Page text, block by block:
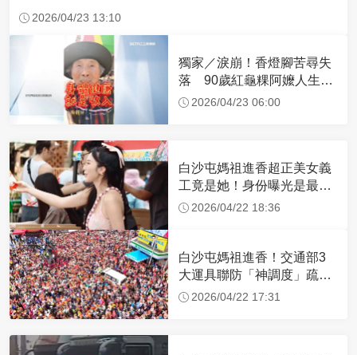
2026/04/23 13:10
獨家／淚崩！香燈腳苦尋失
落 90歲紅龜粿阿嬤人生謝
幕2026/04/23 06:00
白沙屯媽祖進香超正美女義
工竟是她！身份曝光是最美
禮生 一輩子不結婚
2026/04/22 18:36
白沙屯媽祖進香！交通部3
大運具聯防「神調度」疏運
32.1萬創新高
2026/04/22 17:31